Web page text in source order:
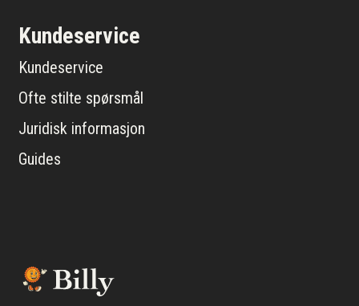
Kundeservice
Kundeservice
Ofte stilte spørsmål
Juridisk informasjon
Guides